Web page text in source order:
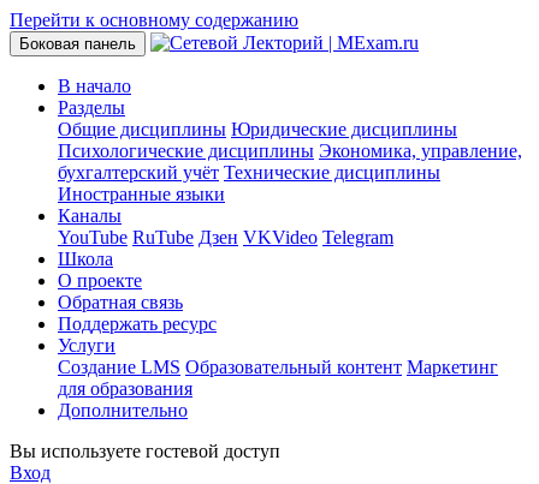
Перейти к основному содержанию
Боковая панель
В начало
Разделы
Общие дисциплины Юридические дисциплины
Психологические дисциплины Экономика, управление,
бухгалтерский учёт Технические дисциплины
Иностранные языки
Каналы
YouTube RuTube Дзен VKVideo Telegram
Школа
О проекте
Обратная связь
Поддержать ресурс
Услуги
Создание LMS Образовательный контент Маркетинг
для образования
Дополнительно
Вы используете гостевой доступ
Вход